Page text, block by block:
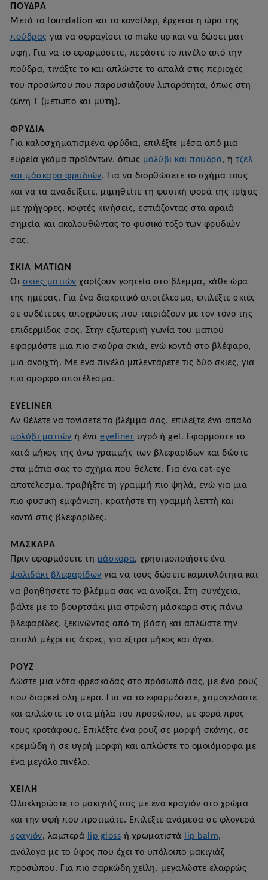
ΠΟΎΔΡΑ
Μετά το foundation και το κονσίλερ, έρχεται η ώρα της
πούδρας για να σφραγίσει το make up και να δώσει ματ
υφή. Για να το εφαρμόσετε, περάστε το πινέλο από την
πούδρα, τινάξτε το και απλώστε το απαλά στις περιοχές
του προσώπου που παρουσιάζουν λιπαρότητα, όπως στη
ζώνη Τ (μέτωπο και μύτη).
ΦΡΎΔΙΑ
Για καλοσχηματισμένα φρύδια, επιλέξτε μέσα από μια
ευρεία γκάμα προϊόντων, όπως μολύβι και πούδρα, ήτζελ
και μάσκαρα φρυδιών. Για να διορθώσετε το σχήμα τους
και να τα αναδείξετε, μιμηθείτε τη φυσική φορά της τρίχας
με γρήγορες, κοφτές κινήσεις, εστιάζοντας στα αραιά
σημεία και ακολουθώντας το φυσικό τόξο των φρυδιών
σας.
ΣΚΙΆ ΜΑΤΙΏΝ
Οι σκιές ματιών χαρίζουν γοητεία στο βλέμμα, κάθε ώρα
της ημέρας. Για ένα διακριτικό αποτέλεσμα, επιλέξτε σκιές
σε ουδέτερες αποχρώσεις που ταιριάζουν με τον τόνο της
επιδερμίδας σας. Στην εξωτερική γωνία του ματιού
εφαρμόστε μια πιο σκούρα σκιά, ενώ κοντά στο βλέφαρο,
μια ανοιχτή. Με ένα πινέλο μπλεντάρετε τις δύο σκιές, για
πιο όμορφο αποτέλεσμα.
EYELINER
Αν θέλετε να τονίσετε το βλέμμα σας, επιλέξτε ένα απαλό
μολύβι ματιών ή ένα eyeliner υγρό ή gel. Εφαρμόστε το
κατά μήκος της άνω γραμμής των βλεφαρίδων και δώστε
στα μάτια σας το σχήμα που θέλετε. Για ένα cat-eye
αποτέλεσμα, τραβήξτε τη γραμμή πιο ψηλά, ενώ για μια
πιο φυσική εμφάνιση, κρατήστε τη γραμμή λεπτή και
κοντά στις βλεφαρίδες.
ΜΆΣΚΑΡΑ
Πριν εφαρμόσετε τη μάσκαρα, χρησιμοποιήστε ένα
ψαλιδάκι βλεφαρίδων για να τους δώσετε καμπυλότητα και
να βοηθήσετε το βλέμμα σας να ανοίξει. Στη συνέχεια,
βάλτε με το βουρτσάκι μια στρώση μάσκαρα στις πάνω
βλεφαρίδες, ξεκινώντας από τη βάση και απλώστε την
απαλά μέχρι τις άκρες, για έξτρα μήκος και όγκο.
ΡΟΥΖ
Δώστε μια νότα φρεσκάδας στο πρόσωπό σας, με ένα ρουζ
που διαρκεί όλη μέρα. Για να το εφαρμόσετε, χαμογελάστε
και απλώστε το στα μήλα του προσώπου, με φορά προς
τους κροτάφους. Επιλέξτε ένα ρουζ σε μορφή σκόνης, σε
κρεμώδη ή σε υγρή μορφή και απλώστε το ομοιόμορφα με
ένα μεγάλο πινέλο.
ΧΕΊΛΗ
Ολοκληρώστε το μακιγιάζ σας με ένα κραγιόν στο χρώμα
και την υφή που προτιμάτε. Επιλέξτε ανάμεσα σε φλογερά
κραγιόν, λαμπερά lip gloss ή χρωματιστά lip balm,
ανάλογα με το ύφος που έχει το υπόλοιπο μακιγιάζ
προσώπου. Για πιο σαρκώδη χείλη, μεγαλώστε ελαφρώς